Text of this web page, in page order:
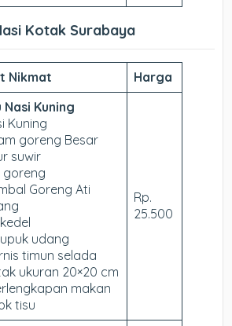
Kotak Surabaya
Nikmat Harga
Nasi Kuning
Kuning
goreng Besar
suwir
goreng
Goreng Ati
udang
timun selada
ukuran 20×20 cm
makan
tisu
Rp.
25.500